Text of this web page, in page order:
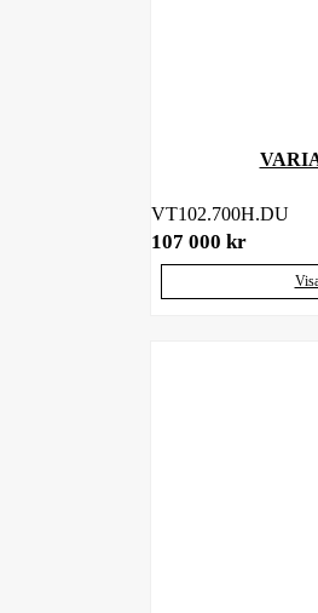
VT102.700H.DU
107 000 kr